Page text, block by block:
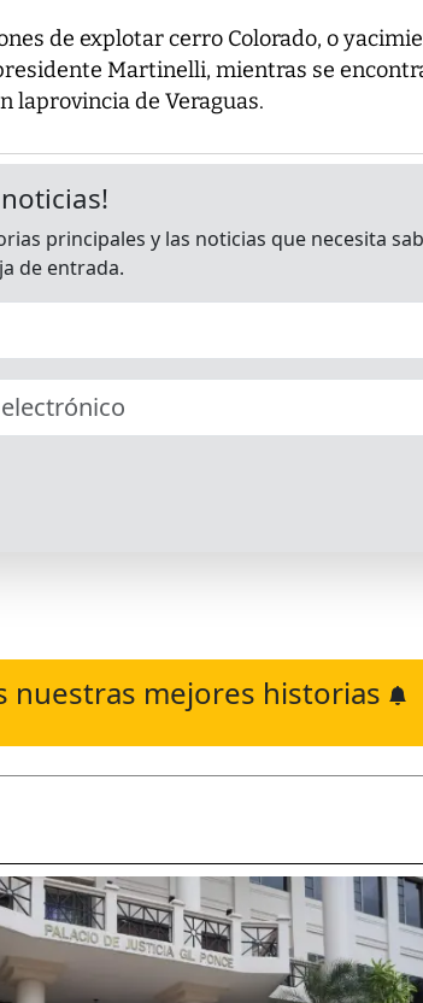
de explotar cerro Colorado, o
Martinelli, mientras se
laprovincia de Veraguas.
nuestras mejores historias